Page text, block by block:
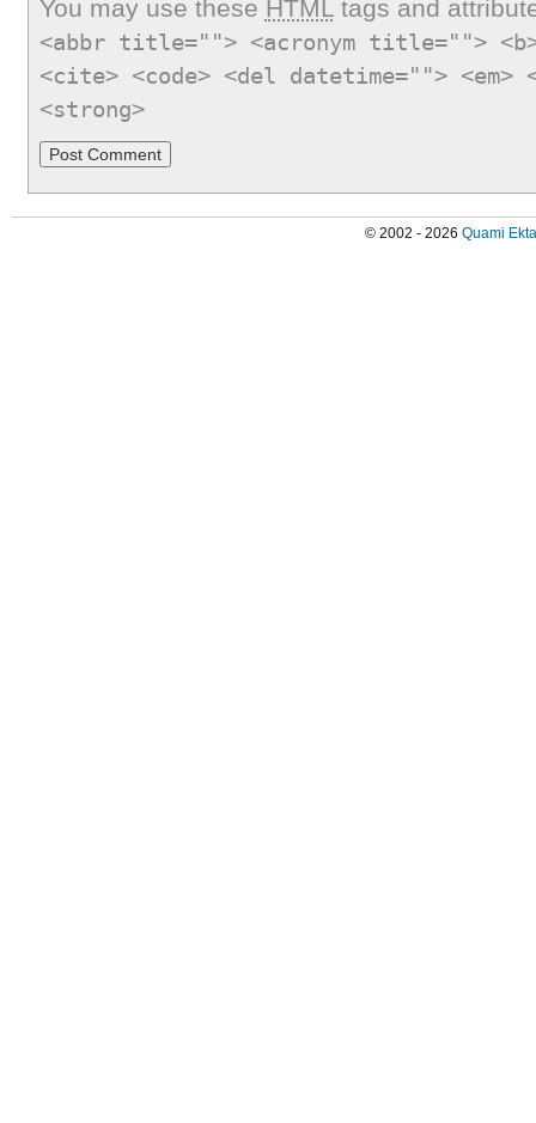
You may use these HTMLtags and
<abbr title=""> <acronym title="">
<cite> <code> <del datetime="">
<strong>
© 2002 - 2026 Quami